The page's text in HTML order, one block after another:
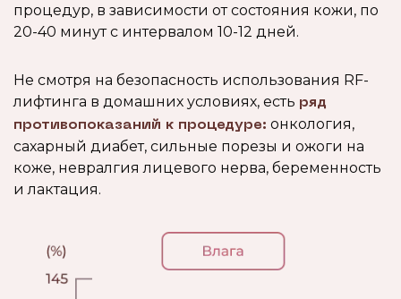
процедур, в зависимости от состояния кожи, по
20-40 минут с интервалом 10-12 дней.
Не смотря на безопасность использования RF-
лифтинга в домашних условиях, есть ряд
противопоказаний к процедуре: онкология,
сахарный диабет, сильные порезы и ожоги на
коже, невралгия лицевого нерва, беременность
и лактация.